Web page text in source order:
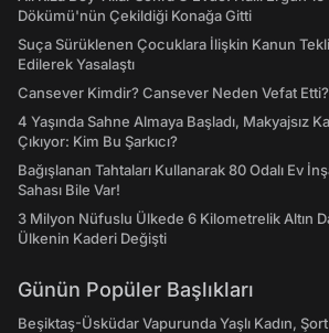
Dökümü'nün Çekildiği Konağa Gitti
Suça Sürüklenen Çocuklara İlişkin Kanun
Edilerek Yasalaştı
Cansever Kimdir? Cansever Neden Vefat Etti?
4 Yaşında Sahne Almaya Başladı, Makyajsız
Çıkıyor: Kim Bu Şarkıcı?
Bağışlanan Tahtaları Kullanarak 80 Odalı Ev
Sahası Bile Var!
3 Milyon Nüfuslu Ülkede 6 Kilometrelik Altın
Ülkenin Kaderi Değişti
Günün Popüler Başlıkları
Beşiktaş-Üsküdar Vapurunda Yaşlı Kadın, Şort